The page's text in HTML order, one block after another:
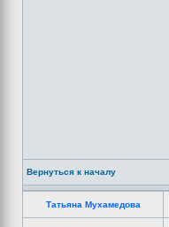
Вернуться к началу
Татьяна Мухамедова